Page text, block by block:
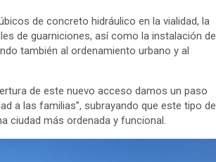
de concreto hidráulico en la vialidad, la
de guarniciones, así como la instalación de
también al ordenamiento urbano y al
de este nuevo acceso damos un paso
a las familias”, subrayando que este tipo de
ciudad más ordenada y funcional.